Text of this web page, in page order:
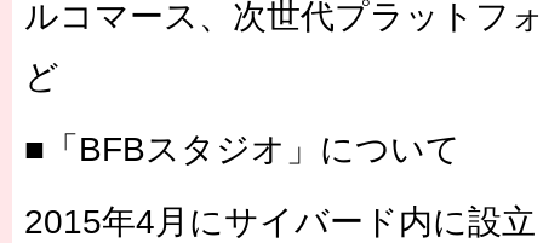
ルコマース、次世代プラットフ
ど
■「BFBスタジオ」について
2015年4月にサイバード内に設